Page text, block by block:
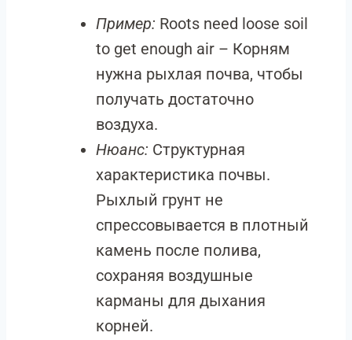
Пример: Roots need loose soil
to get enough air – Корням
нужна рыхлая почва, чтобы
получать достаточно
воздуха.
Нюанс: Структурная
характеристика почвы.
Рыхлый грунт не
спрессовывается в плотный
камень после полива,
сохраняя воздушные
карманы для дыхания
корней.